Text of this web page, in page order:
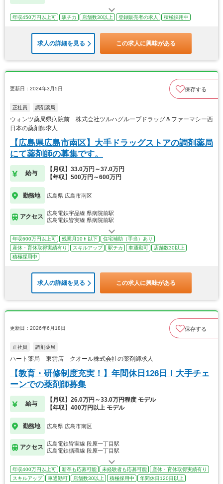
年収450万円以上可 駅チカ 店舗数30以上 登録販売者の求人 積極採用中
求人の詳細を見る この求人に興味がある
更新日：2024年3月5日 保存する
正社員 調剤薬局
ウォンツ薬局県病院前 株式会社ツルハグループドラッグ＆ファーマシー西
日本の薬剤師求人
【広島県広島市南区】大手ドラッグストアの調剤薬局
にて薬剤師の募集です。
給与
【月収】33.0万円～37.0万円
【年収】500万円～600万円
勤務地 広島県 広島市南区
アクセス
広島電鉄宇品線 県病院前駅
広島電鉄皆実線 県病院前駅
年収600万円以上可 残業月10ｈ以下
住宅補助（手当）あり
産休・育休取得実績有り
スキルアップ 駅チカ 車通勤可
店舗数30以上
積極採用中
求人の詳細を見る この求人に興味がある
更新日：2026年6月18日 保存する
正社員 調剤薬局
ハート薬局 東雲店 クオール株式会社の薬剤師求人
【教育・研修制度充実！】年間休日126日！大手チェ
ーンでの薬剤師募集
給与
【月収】26.0万円～33.0万円程度 モデル
【年収】400万円以上 モデル
勤務地 広島県 広島市南区
アクセス
広島電鉄皆実線 段原一丁目駅
広島電鉄循環線 段原一丁目駅
年収400万円以上可 新卒も応募可能 未経験者も応募可能
産休・育休取得実績有り
スキルアップ
車通勤可 店舗数30以上 積極採用中 年間休日120日以上